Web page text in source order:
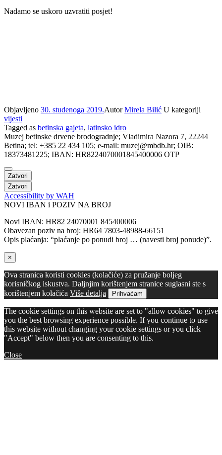
Nadamo se uskoro uzvratiti posjet!
Objavljeno 30. studenoga 2019.AutorMirela Bilić U kategoriji
vijesti
Tagged as betinska gajeta, latinsko idro
Muzej betinske drvene brodogradnje; Vladimira Nazora 7, 22244
Betina; tel: +385 22 434 105; e-mail: muzej@mbdb.hr; OIB:
18373481225; IBAN: HR8224070001845400006 OTP
Zatvori
Zatvori
Accessibility by WAH
NOVI IBAN i POZIV NA BROJ
Novi IBAN: HR82 24070001 845400006
Obavezan poziv na broj: HR64 7803-48988-66151
Opis plaćanja: “plaćanje po ponudi broj … (navesti broj ponude)”.
×
Ova stranica koristi cookies (kolačiće) za pružanje boljeg
korisničkog iskustva. Daljnjim korištenjem stranice suglasni ste s
korištenjem kolačića Više detalja Prihvaćam
The cookie settings on this website are set to "allow cookies" to give
you the best browsing experience possible. If you continue to use
this website without changing your cookie settings or you click
"Accept" below then you are consenting to this.
Close